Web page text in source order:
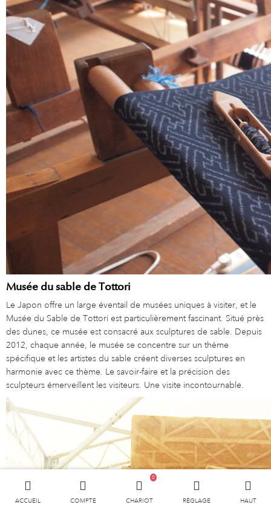
ACCUEIL COMPTE CHARIOT
0
RÉGLAGE HAUT
Musée du sable de Tottori
Le Japon offre un large éventail de musées uniques à visiter, et le
Musée du Sable de Tottori est particulièrement fascinant. Situé près
des dunes, ce musée est consacré aux sculptures de sable. Depuis
2012, chaque année, le musée se concentre sur un thème
spécifique et les artistes du sable créent diverses sculptures en
harmonie avec ce thème. Le savoir-faire et la précision des
sculpteurs émerveillent les visiteurs. Une visite incontournable.